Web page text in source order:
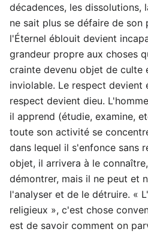
décadences, les dissolutions,
ne sait plus se défaire de son
l'Éternel éblouit devient
grandeur propre aux choses
crainte devenu objet de culte
inviolable. Le respect devient
respect devient dieu.
il apprend (étudie, examine,
toute son activité se
dans lequel il s'enfonce sans
objet, il arrivera à le
démontrer, mais il ne peut et
l'analyser et de le détruire. «
religieux », c'est chose
est de savoir comment on